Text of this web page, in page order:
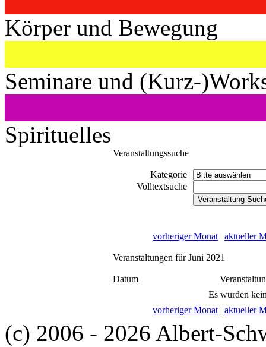
Körper und Bewegung
Seminare und (Kurz-
Spirituelles
Veranstaltungssuche
Kategorie
Volltextsuche
vorheriger Monat | aktueller
Veranstaltungen für Juni 2021
Datum
Es wurden
vorheriger Monat | aktueller
(c) 2006 - 2026 Albert-